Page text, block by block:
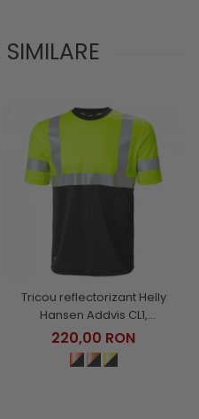
Tricou reflectorizant Helly
Hansen Addvis CL1,
galben/negru abanos, XS
220,00 RON